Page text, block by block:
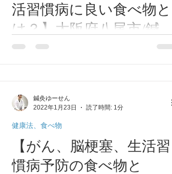
活習慣病に良い食べ物と
は？】大阪府八尾市/鍼灸
整体/鍼灸ゆーせん
脳梗塞予防、便秘、生活習慣病に良い食べ
物。 ごぼうです！。 ごぼうに含まれるセル
おカラダ大切に🍀🍀🍀
【がん、脳梗塞、生活習
慣病予防の食べ物と
健康法、食べ物
鍼灸ゆーせん
2022年1月23日
読了時間: 1分